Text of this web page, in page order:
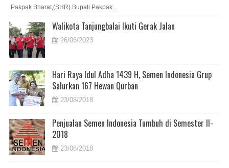
Pakpak Bharat,(SHR) Bupati Pakpak...
Walikota Tanjungbalai Ikuti Gerak Jalan
26/06/2023
Hari Raya Idul Adha 1439 H, Semen Indonesia Grup
Salurkan 167 Hewan Qurban
23/08/2018
Penjualan Semen Indonesia Tumbuh di Semester II-
2018
23/08/2018